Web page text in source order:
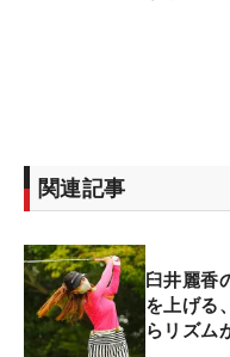
関連記事
臼井麗香
を上げる
らリズム